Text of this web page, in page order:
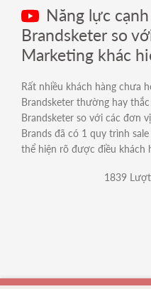
Năng lực
Brandsketer so
Marketing khác
Rất nhiều khách hàng chưa
Brandsketer thường hay
Brandsketer so với các đơn
Brands đã có 1 quy trình
thể hiện rõ được điều khách
1839